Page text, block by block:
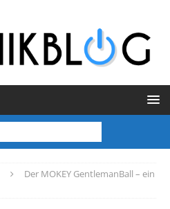
Der MOKEY GentlemanBall – ein